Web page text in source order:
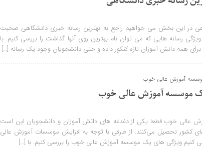
در این بخش می خواهیم راجع به بهترین رسانه خبری دانشگاهی صحبت
رسانه هایی که می توان نام بهترین روی آنها گذاشت را بررسی کنیم. با
برای همه دانش آموزان تازه کنکور داده و حتی دانشجویان وجود یک رسانه […]
آموزش عالی خوب
موسسه آموزش عالی خوب
عالی خوب قطعا یکی از دغدغه های دانش آموزان و دانشجویان این است
کشور تحصیل می‌کنند. از طرفی با توجه به افزایش موسسات آموزش عالی
کنیم ویژگی های یک موسسه آموزش عالی خوب را بررسی کنیم. با […]